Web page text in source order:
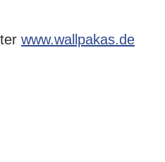
www.wallpakas.de